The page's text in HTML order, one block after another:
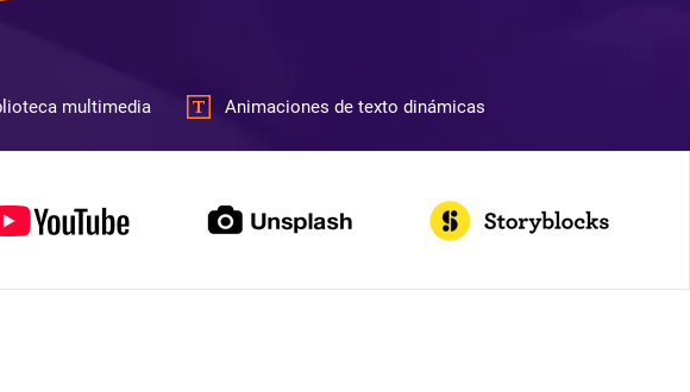
multimedia Animaciones de texto dinámicas